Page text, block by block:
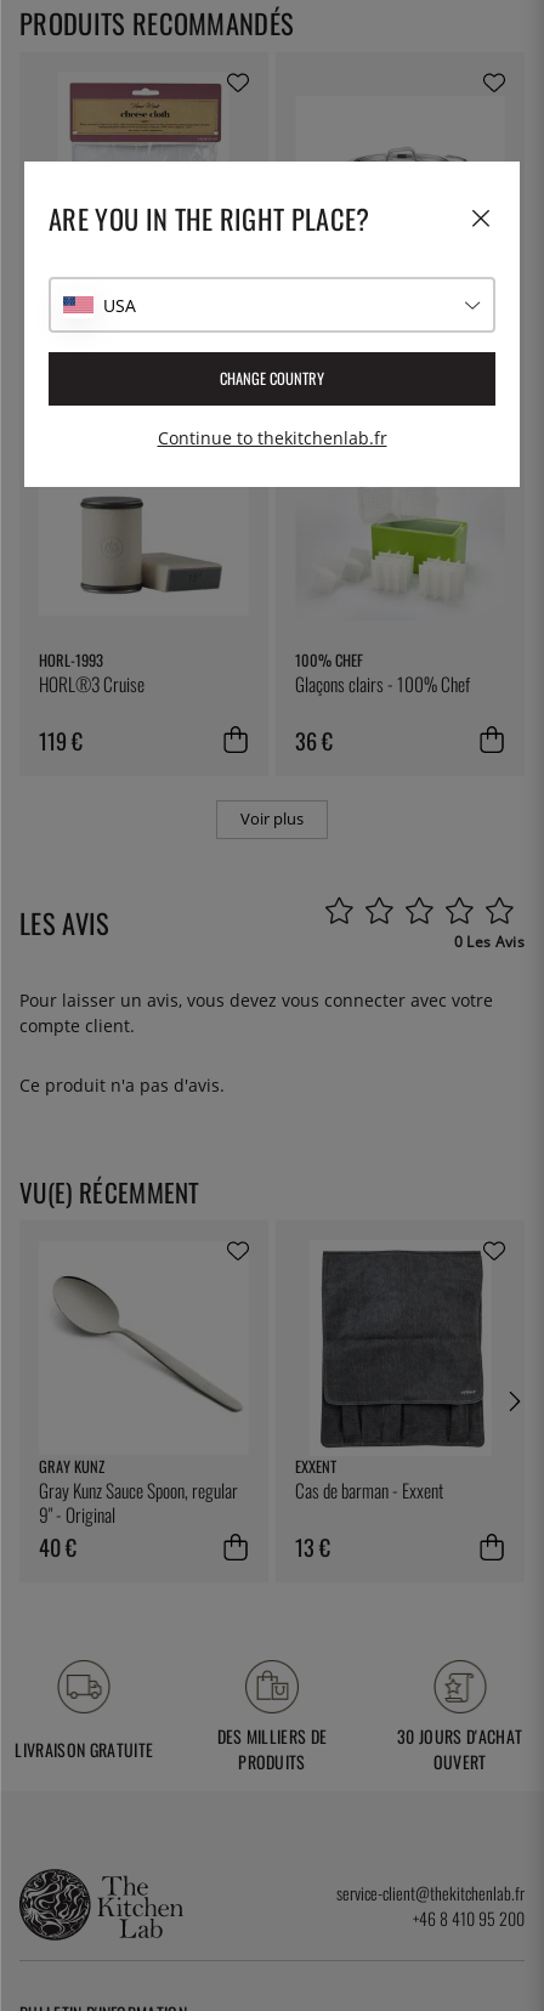
KITCHEN CRAFT
Toile à fromage, toile filtrante -
Kitchen Craft
verrouillable, 5 litres - Patina
55 €
HORL-1993
HORL®3 Cruise
119 €
100% CHEF
Glaçons clairs - 100% Chef
36 €
Voir plus
PRODUITS RECOMMANDÉS
LES AVIS 0 Les Avis
Pour laisser un avis, vous devez vous connecter avec votre
compte client.
Ce produit n'a pas d'avis.
VU(E) RÉCEMMENT
GRAY KUNZ
Gray Kunz Sauce Spoon, regular
9" - Original
40 €
EXXENT
Cas de barman - Exxent
13 €
LIVRAISON GRATUITE
DES MILLIERS DE
PRODUITS
30 JOURS D'ACHAT
OUVERT
service-client@thekitchenlab.fr
+46 8 410 95 200
ARE YOU IN THE RIGHT PLACE?
USA
CHANGE COUNTRY
Continue to thekitchenlab.fr